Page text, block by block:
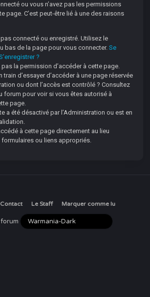
ou vous n’avez pas les permissions
page. C’est peut-être lié à une des raisons
pas connecté ou enregistré. Utilisez le
bas de la page pour vous connecter.Se
?
pas la permission d’accéder à cette page.
train d’essayer d’accéder à une page réservée
ou dont l’accès est contrôlé ? Consultez
forum pour voir si vous êtes autorisé à
page.
a été désactivé par l’Administration ou est en
à cette page directement au lieu
formulaires ou liens appropriés.
Contact Le Staff Marquer comme lu